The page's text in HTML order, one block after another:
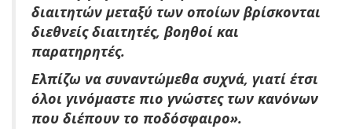
διαιτητών μεταξύ των οποίων βρίσκονται
διεθνείς διαιτητές, βοηθοί και
παρατηρητές.
Ελπίζω να συναντώμεθα συχνά, γιατί έτσι
όλοι γινόμαστε πιο γνώστες των κανόνων
που διέπουν το ποδόσφαιρο».